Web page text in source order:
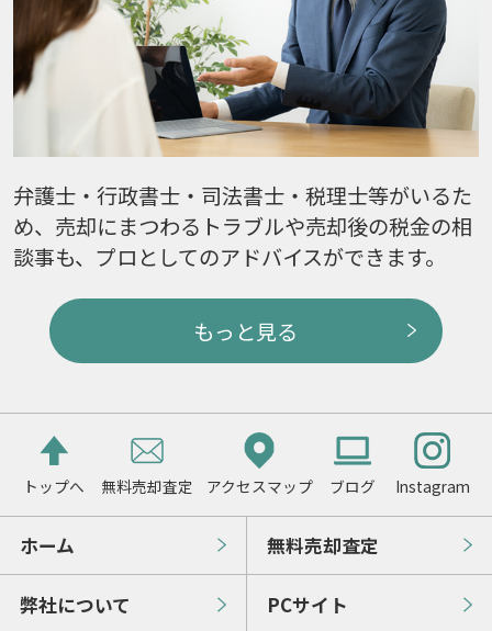
弁護士・行政書士・司法書士・税理士等がいるた
め、売却にまつわるトラブルや売却後の税金の相
談事も、プロとしてのアドバイスができます。
もっと見る
トップへ 無料売却査定 アクセスマップ ブログ Instagram
ホーム 無料売却査定
弊社について PCサイト